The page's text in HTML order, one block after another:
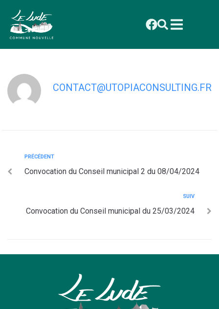
principal
Convocation du Conseil municipal du
08/04/2024
CONTACT@UTOPIACONSULTING.FR
PRÉCÉDENT
Convocation du Conseil municipal 2 du 08/04/2024
SUIV
Convocation du Conseil municipal du 25/03/2024